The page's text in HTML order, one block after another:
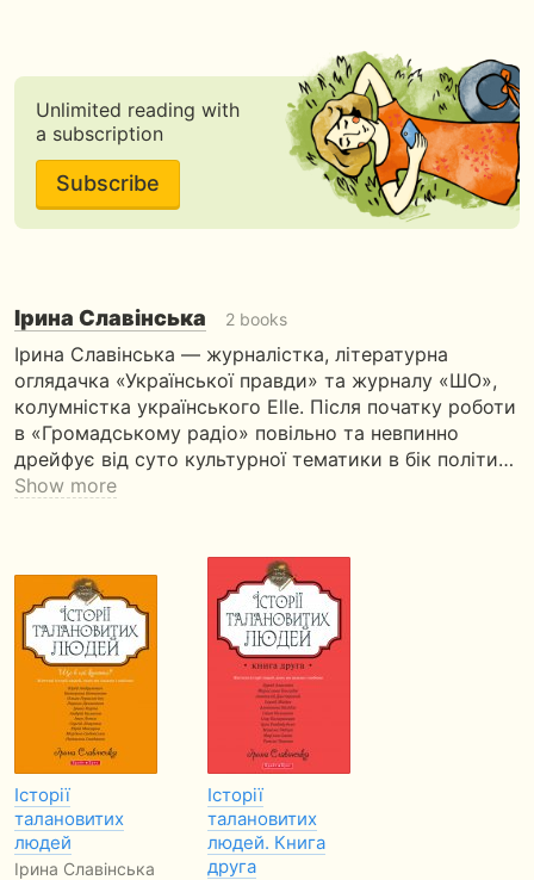
Unlimited reading with
a subscription
Subscribe
Ірина Славінська 2 books
Ірина Славінська — журналістка, літературна
оглядачка «Української правди» та журналу «ШО»,
колумністка українського Elle. Після початку роботи
в «Громадському радіо» повільно та невпинно
дрейфує від суто культурної тематики в бік політи…
Show more
Історії
талановитих
людей
Ірина Славінська
Історії
талановитих
людей. Книга
друга